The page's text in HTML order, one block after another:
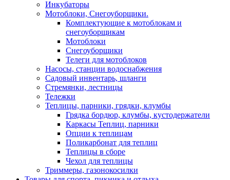
Инкубаторы
Мотоблоки, Снегоуборщики.
Комплектующие к мотоблокам и
снегоуборщикам
Мотоблоки
Снегоуборщики
Телеги для мотоблоков
Насосы, станции водоснабжения
Садовый инвентарь, шланги
Стремянки, лестницы
Тележки
Теплицы, парники, грядки, клумбы
Грядка бордюр, клумбы, кустодержатели
Каркасы Теплиц, парники
Опции к теплицам
Поликарбонат для теплиц
Теплицы в сборе
Чехол для теплицы
Триммеры, газонокосилки